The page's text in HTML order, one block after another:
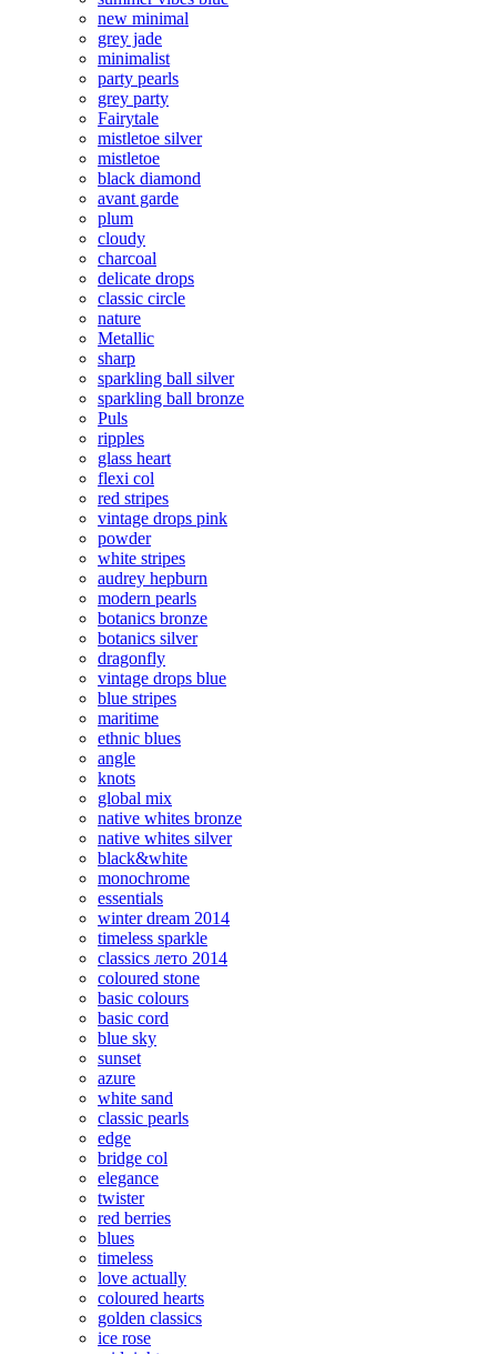
new minimal
grey jade
minimalist
party pearls
grey party
Fairytale
mistletoe silver
mistletoe
black diamond
avant garde
plum
cloudy
charcoal
delicate drops
classic circle
nature
Metallic
sharp
sparkling ball silver
sparkling ball bronze
Puls
ripples
glass heart
flexi col
red stripes
vintage drops pink
powder
white stripes
audrey hepburn
modern pearls
botanics bronze
botanics silver
dragonfly
vintage drops blue
blue stripes
maritime
ethnic blues
angle
knots
global mix
native whites bronze
native whites silver
black&white
monochrome
essentials
winter dream 2014
timeless sparkle
classics лето 2014
coloured stone
basic colours
basic cord
blue sky
sunset
azure
white sand
classic pearls
edge
bridge col
elegance
twister
red berries
blues
timeless
love actually
coloured hearts
golden classics
ice rose